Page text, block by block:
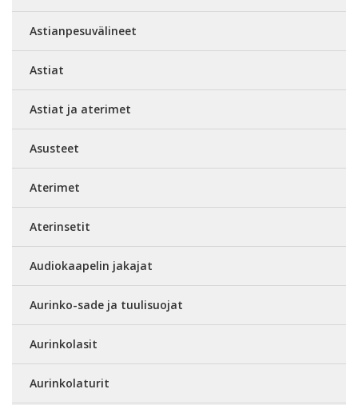
Astianpesuvälineet
Astiat
Astiat ja aterimet
Asusteet
Aterimet
Aterinsetit
Audiokaapelin jakajat
Aurinko-sade ja tuulisuojat
Aurinkolasit
Aurinkolaturit